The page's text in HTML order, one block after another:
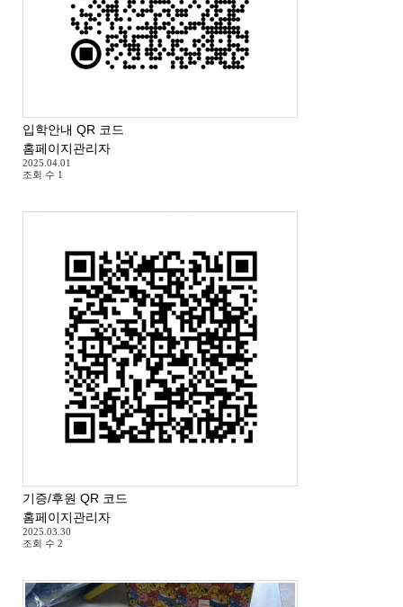
입학안내 QR 코드
홈페이지관리자
2025.04.01
조회 수 1
기증/후원 QR 코드
홈페이지관리자
2025.03.30
조회 수 2